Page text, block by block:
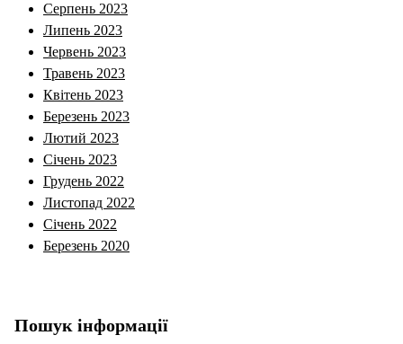
Серпень 2023
Липень 2023
Червень 2023
Травень 2023
Квітень 2023
Березень 2023
Лютий 2023
Січень 2023
Грудень 2022
Листопад 2022
Січень 2022
Березень 2020
Пошук інформації